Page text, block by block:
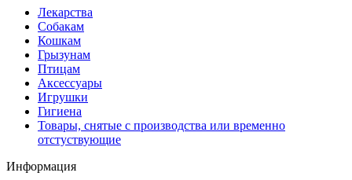
Лекарства
Собакам
Кошкам
Грызунам
Птицам
Аксессуары
Игрушки
Гигиена
Товары, снятые с производства или временно
отстуствующие
Информация